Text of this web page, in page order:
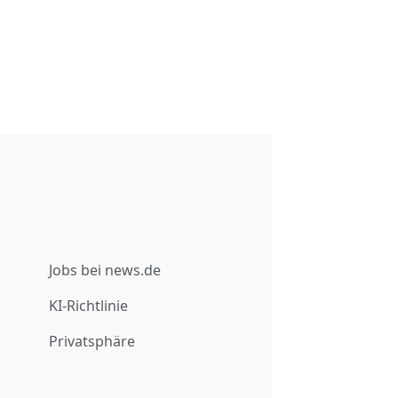
Jobs bei news.de
KI-Richtlinie
Privatsphäre